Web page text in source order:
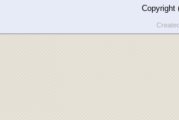
Copyright